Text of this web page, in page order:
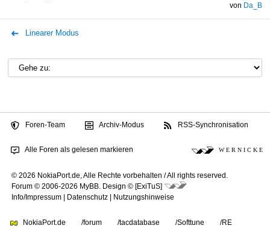
von Da_B
Linearer Modus
Foren-Team Archiv-Modus RSS-Synchronisation
Alle Foren als gelesen markieren W E R N I C K E
© 2026 NokiaPort.de, Alle Rechte vorbehalten /All rights reserved.
Forum © 2006-2026 MyBB
Design © [ExiTuS]
Info/Impressum
Datenschutz Nutzungshinweise
NokiaPort.de /forum /tacdatabase /Softtune /RE